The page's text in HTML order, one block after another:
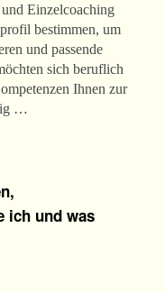
Einzelcoaching
bestimmen, um
und passende
sich beruflich
Ihnen zur
…
ich und was